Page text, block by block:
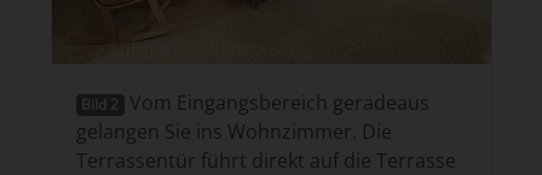
Bild 2 Vom Eingangsbereich geradeaus
gelangen Sie ins Wohnzimmer. Die
Terrassentür führt direkt auf die Terrasse